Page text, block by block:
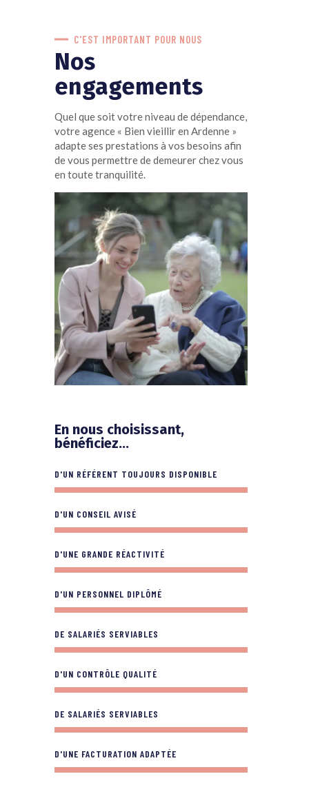
C'EST IMPORTANT POUR NOUS
Nos
engagements
Quel que soit votre niveau de dépendance,
votre agence « Bien vieillir en Ardenne »
adapte ses prestations à vos besoins afin
de vous permettre de demeurer chez vous
en toute tranquilité.
En nous choisissant,
bénéficiez...
D'UN RÉFÉRENT TOUJOURS DISPONIBLE
D'UN CONSEIL AVISÉ
D'UNE GRANDE RÉACTIVITÉ
D'UN PERSONNEL DIPLÔMÉ
DE SALARIÉS SERVIABLES
D'UN CONTRÔLE QUALITÉ
DE SALARIÉS SERVIABLES
D'UNE FACTURATION ADAPTÉE